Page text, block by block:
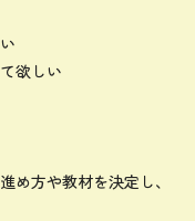
欲しい
め方や教材を決定し、